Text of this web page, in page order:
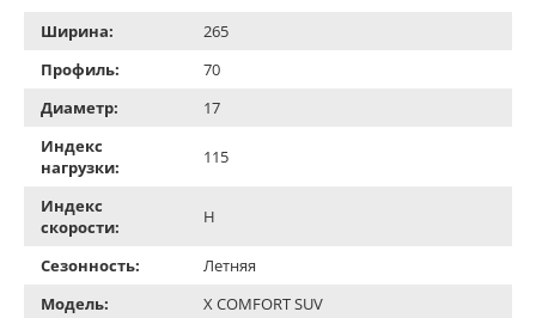
Ширина:
265
Профиль:
70
Диаметр:
17
Индекс
нагрузки:
115
Индекс
скорости:
H
Сезонность:
Летняя
Модель:
X COMFORT SUV